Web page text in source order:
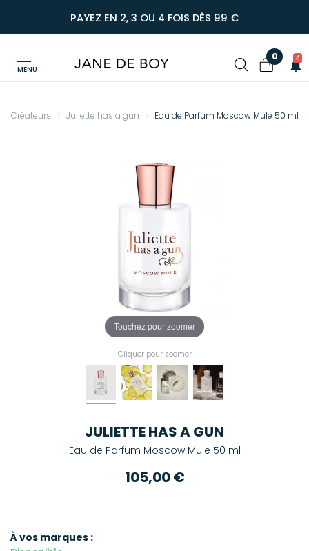
PAYEZ EN 2, 3 OU 4 FOIS DÈS 99 €
MENU
0 4
Créateurs Juliette has a gun Eau de Parfum Moscow Mule 50 ml
Touchez pour zoomer
Cliquer pour zoomer
JULIETTE HAS A GUN
Eau de Parfum Moscow Mule 50 ml
105,00 €
À vos marques :